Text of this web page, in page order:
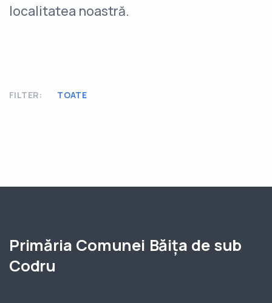
localitatea noastră.
FILTER: TOATE
Primăria Comunei Băița de sub
Codru